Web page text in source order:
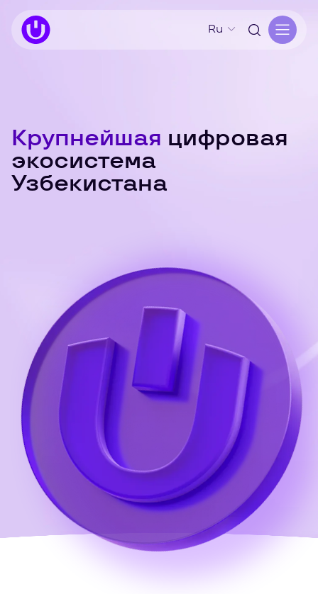
Ru
Крупнейшая цифровая
экосистема
Узбекистана